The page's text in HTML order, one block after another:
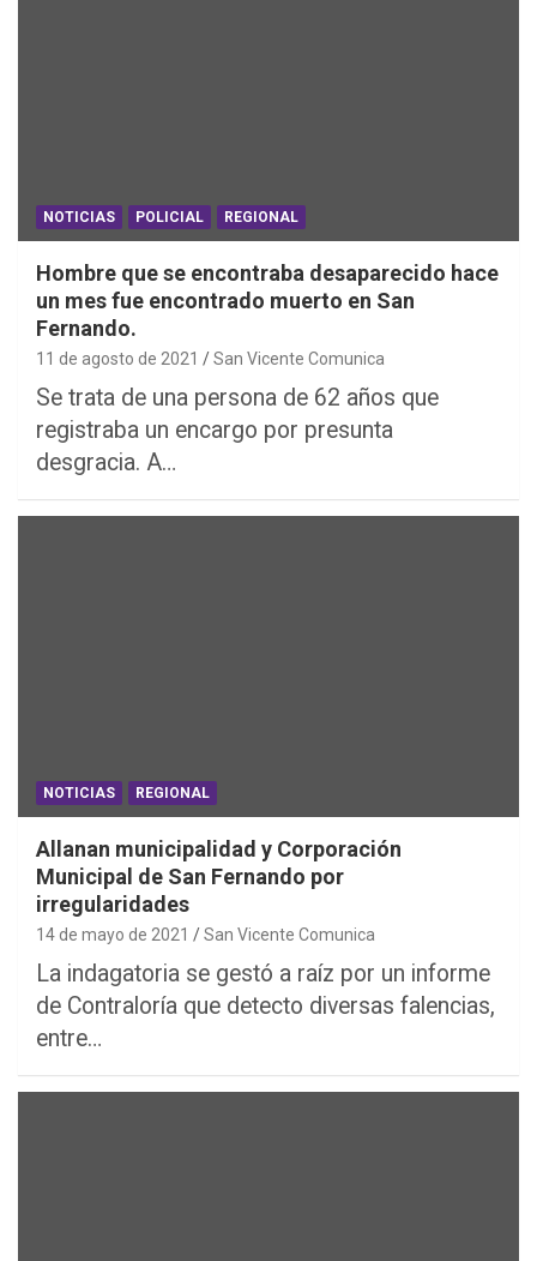
NOTICIAS POLICIAL REGIONAL
Hombre que se encontraba desaparecido hace
un mes fue encontrado muerto en San
Fernando.
11 de agosto de 2021 San Vicente Comunica
Se trata de una persona de 62 años que
registraba un encargo por presunta
desgracia. A…
NOTICIAS REGIONAL
Allanan municipalidad y Corporación
Municipal de San Fernando por
irregularidades
14 de mayo de 2021 San Vicente Comunica
La indagatoria se gestó a raíz por un informe
de Contraloría que detecto diversas falencias,
entre…